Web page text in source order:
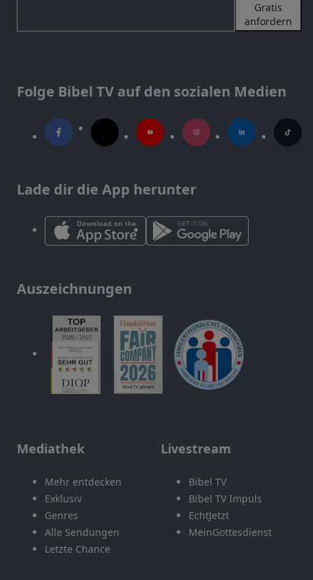
Gratis
anfordern
Folge Bibel TV auf den sozialen Medien
Lade dir die App herunter
Auszeichnungen
Mediathek
Mehr entdecken
Exklusiv
Genres
Alle Sendungen
Letzte Chance
Livestream
Bibel TV
Bibel TV Impuls
EchtJetzt
MeinGottesdienst